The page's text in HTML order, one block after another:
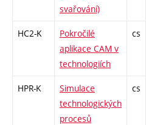
svařování)
HC2-K
Pokročilé
aplikace CAM v
technologiích
cs
HPR-K
Simulace
technologických
procesů
cs